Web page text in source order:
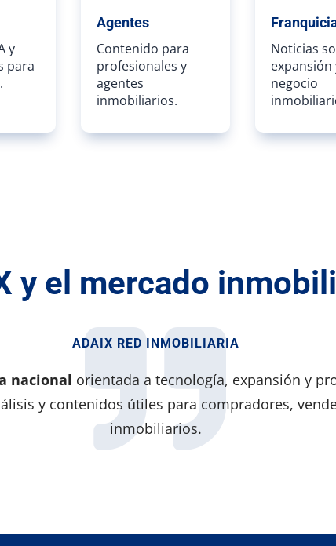
y
para
Agentes
Contenido para
profesionales y
agentes
inmobiliarios.
Noticias
expansión
negocio
y el mercado

ADAIX RED INMOBILIARIA
nacional orientada a tecnología, expansión y
y contenidos útiles para compradores,
inmobiliarios.